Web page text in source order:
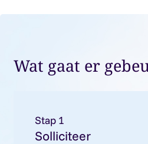
Wat gaat er
Stap 1
Solliciteer